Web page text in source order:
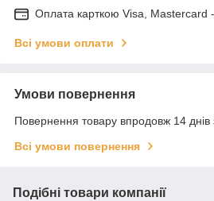
Оплата карткою Visa, Mastercard
Всі умови оплати
Умови повернення
Повернення товару впродовж 14 днів
Всі умови повернення
Подібні товари компанії